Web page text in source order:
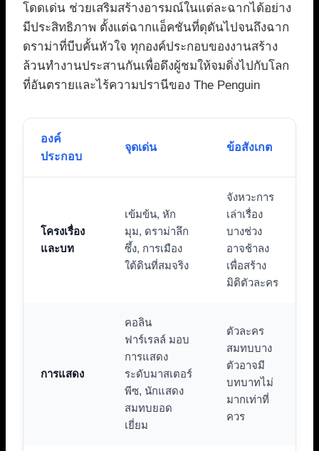
โดดเด่น ช่วยเสริมสร้างอารมณ์ในแต่ละฉากได้อย่าง
มีประสิทธิภาพ ตั้งแต่ฉากแอ็คชันที่ดุดันไปจนถึงฉาก
ดราม่าที่บีบคั้นหัวใจ ทุกองค์ประกอบของงานสร้าง
ล้วนทำงานประสานกันเพื่อดึงผู้ชมให้จมดิ่งไปกับโลก
ที่อันตรายและไร้ความปรานีของ The Penguin
องค์
ประกอบ
จุดเด่น ข้อสังเกต
โครงเรื่อง
และบท
เข้มข้น, หัก
มุม, ดราม่าลึก
ซึ้ง, การเมือง
ใต้ดินที่สมจริง
จังหวะการ
เล่าเรื่อง
บางช่วง
อาจช้าลง
เพื่อสร้าง
มิติตัวละคร
การแสดง
คอลิน
ฟาร์เรลล์ มอบ
การแสดง
ระดับมาสเตอร์
พีซ, นักแสดง
สมทบยอด
เยี่ยม
ตัวละคร
สมทบบาง
ตัวอาจมี
บทบาทไม่
มากเท่าที่
ควร